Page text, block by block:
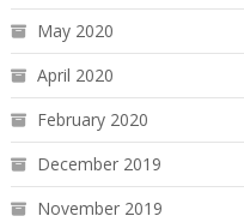
May 2020
April 2020
February 2020
December 2019
November 2019